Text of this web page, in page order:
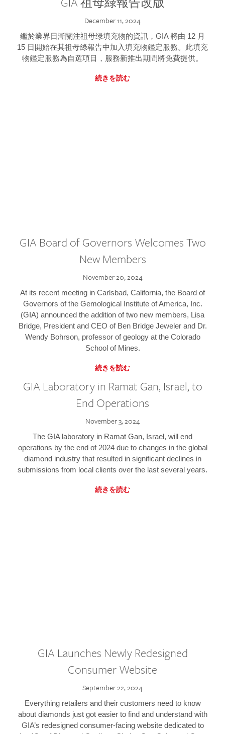
December 11, 2024
鑑於業界日漸關注祖母绿填充物的資訊，GIA 將由 12 月
15 日開始在其祖母綠報告中加入填充物鑑定服務。此填充
物鑑定服務為自選項目，服務新推出期間將免費提供。
続きを読む
GIA Board of Governors Welcomes Two
New Members
November 20, 2024
At its recent meeting in Carlsbad, California, the Board of
Governors of the Gemological Institute of America, Inc.
(GIA) announced the addition of two new members, Lisa
Bridge, President and CEO of Ben Bridge Jeweler and Dr.
Wendy Bohrson, professor of geology at the Colorado
School of Mines.
続きを読む
GIA Laboratory in Ramat Gan, Israel, to
End Operations
November 3, 2024
The GIA laboratory in Ramat Gan, Israel, will end
operations by the end of 2024 due to changes in the global
diamond industry that resulted in significant declines in
submissions from local clients over the last several years.
続きを読む
GIA Launches Newly Redesigned
Consumer Website
September 22, 2024
Everything retailers and their customers need to know
about diamonds just got easier to find and understand with
GIA’s redesigned consumer-facing website dedicated to